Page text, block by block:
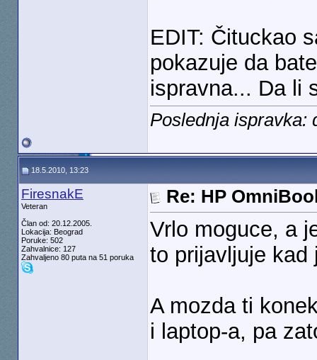
EDIT: Čituckao
pokazuje da
ispravna... Da li
Poslednja ispravka:
18.5.2010, 13:23
FiresnakE
Veteran
Član od: 20.12.2005.
Lokacija: Beograd
Poruke: 502
Zahvalnice: 127
Zahvaljeno 80 puta na 51 poruka
Re: HP
Vrlo moguce, a
to prijavljuje kad
A mozda ti
i laptop-a, pa